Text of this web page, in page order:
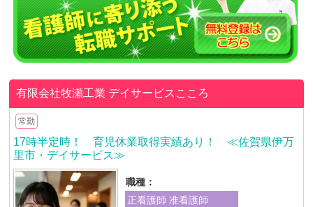
有限会社牧瀬工業 デイサービスこころ
常勤
17時半定時！ 育児休業取得実績あり！ ≪佐賀県伊万
里市・デイサービス≫
職種：
正看護師 准看護師